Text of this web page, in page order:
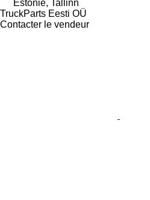
Estonie, Tallinn
TruckParts Eesti OÜ
Contacter le vendeur